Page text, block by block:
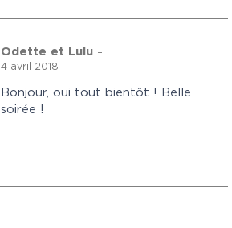
Odette et Lulu –
4 avril 2018
Bonjour, oui tout bientôt ! Belle
soirée !